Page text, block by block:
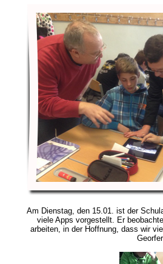
Am Dienstag, den 15.01. ist der
viele Apps vorgestellt. Er
arbeiten, in der Hoffnung, dass wir